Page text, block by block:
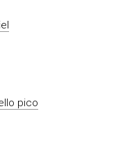
pico